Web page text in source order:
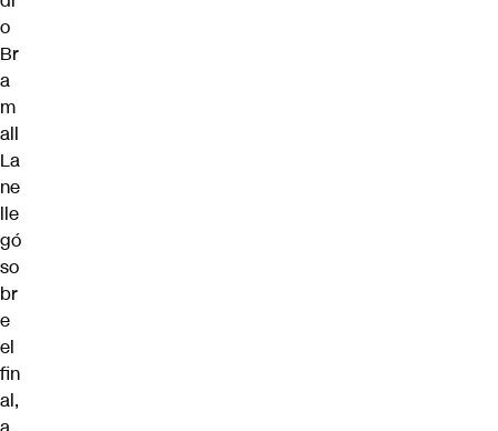
o
Br
a
m
all
La
ne
lle
gó
so
br
e
el
fin
al,